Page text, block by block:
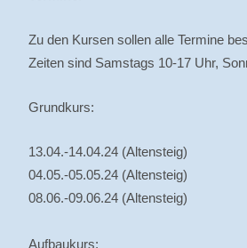
Zu den Kursen sollen alle Termine
Zeiten sind Samstags 10-17 Uhr,
Grundkurs:
13.04.-14.04.24 (Altensteig)
04.05.-05.05.24 (Altensteig)
08.06.-09.06.24 (Altensteig)
Aufbaukurs: